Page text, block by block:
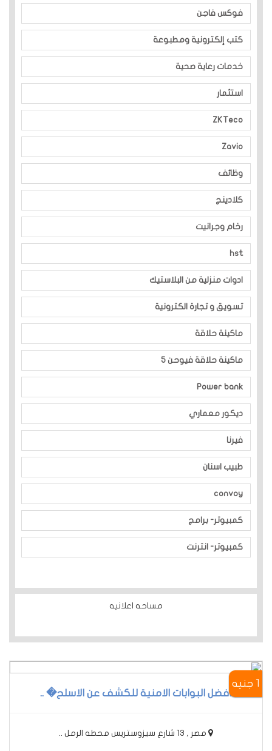
فوكس فاجن
كتب إلكترونية ومطبوعة
خدمات رعاية صحية
استثمار
ZKTeco
Zavio
وظائف
كلادينج
رخام وجرانيت
hst
ادوات منزلية من البلاستيك
تسويق و تجارة الكترونية
ماكينة حلاقة
ماكينة حلاقة فيوحن 5
Power bank
ديكور معماري
فيرنا
طبيب اسنان
convoy
كمبيوتر- برامج
كمبيوتر- انترنت
مساحه اعلانيه
1 جنيه
أفضل البوابات الامنية للكشف عن الاسلح� ..
مصر , 13 شارع سيزوستريس محطه الرمل ..